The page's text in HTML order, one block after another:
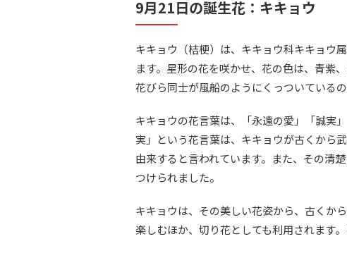
9月21日の誕生花：キキョウ
キキョウ（桔梗）は、キキョウ科キキョウ
ます。星形の花を咲かせ、花の色は、青紫
花びら同士が風船のようにくっついているの
キキョウの花言葉は、「永遠の愛」「誠実
実」という花言葉は、キキョウが古くから
由来すると言われています。また、その清
つけられました。
キキョウは、その美しい花姿から、古くか
楽しむほか、切り花としても利用されます